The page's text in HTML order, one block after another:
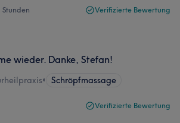
Verifizierte Bewertung
wieder. Danke, Stefan!
• Schröpfmassage
Verifizierte Bewertung